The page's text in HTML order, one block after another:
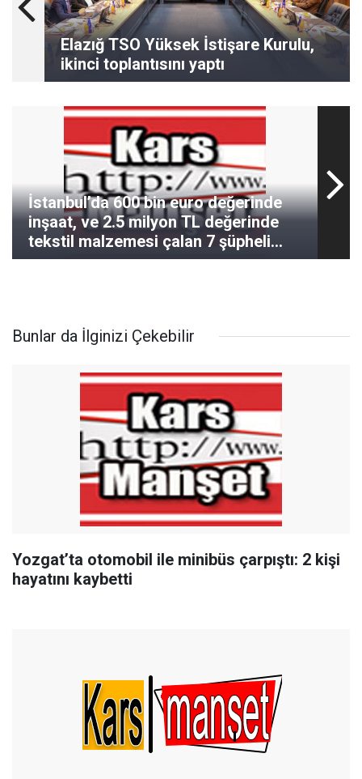
Elazığ TSO Yüksek İstişare Kurulu,
ikinci toplantısını yaptı
İstanbul’da 600 bin euro değerinde
inşaat, ve 2.5 milyon TL değerinde
tekstil malzemesi çalan 7 şüpheli
yakalandı
Bunlar da İlginizi Çekebilir
Yozgat’ta otomobil ile minibüs çarpıştı: 2 kişi
hayatını kaybetti